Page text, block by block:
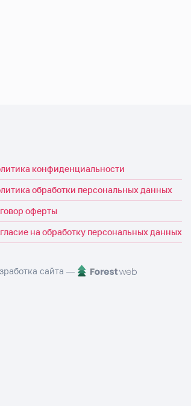
конфиденциальности
обработки персональных данных
оферты
на обработку персональных данных
сайта —